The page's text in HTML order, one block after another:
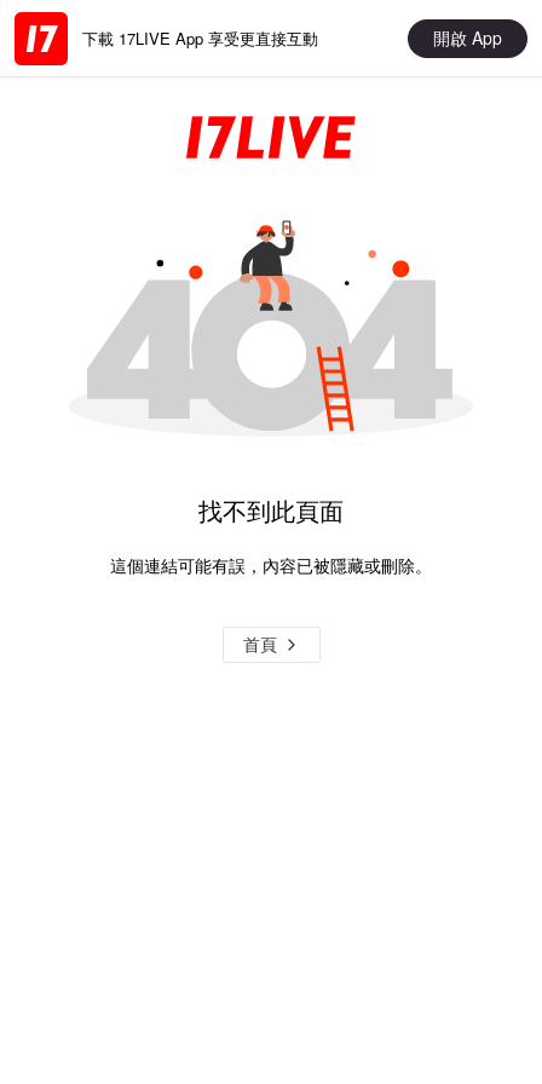
下載 17LIVE App 享受更直接互動 開啟 App
找不到此頁面
這個連結可能有誤，內容已被隱藏或刪除。
首頁